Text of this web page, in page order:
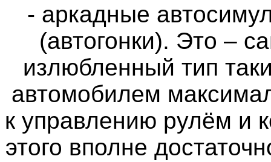
- аркадные
(автогонки). Это –
излюбленный тип
автомобилем
к управлению рулём и
этого вполне